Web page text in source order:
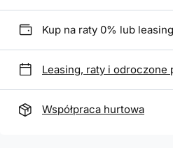
Kup na raty 0% lub
Leasing, raty i odroczone
Współpraca hurtowa